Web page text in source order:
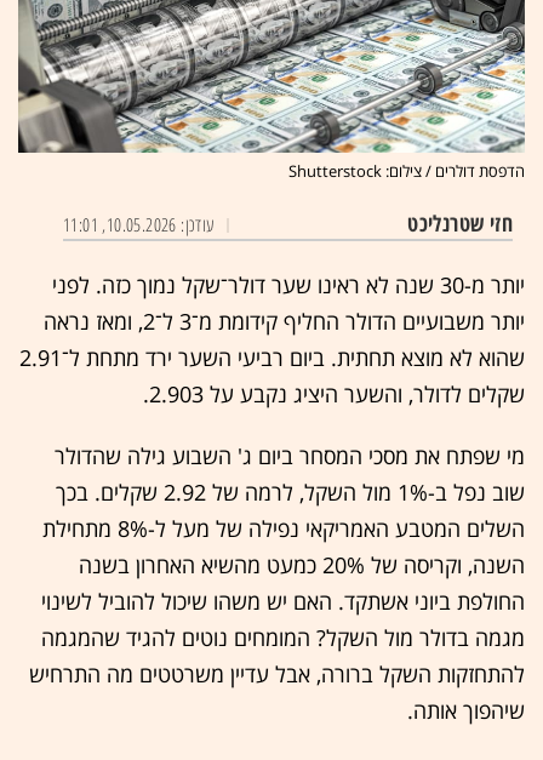
הדפסת דולרים / צילום: Shutterstock
חזי שטרנליכט עודכן: 10.05.2026, 11:01
יותר מ-30 שנה לא ראינו שער דולר־שקל נמוך כזה. לפני
יותר משבועיים הדולר החליף קידומת מ־3 ל־2, ומאז נראה
שהוא לא מוצא תחתית. ביום רביעי השער ירד מתחת ל־2.91
שקלים לדולר, והשער היציג נקבע על 2.903.
מי שפתח את מסכי המסחר ביום ג' השבוע גילה שהדולר
שוב נפל ב-1% מול השקל, לרמה של 2.92 שקלים. בכך
השלים המטבע האמריקאי נפילה של מעל ל-8% מתחילת
השנה, וקריסה של 20% כמעט מהשיא האחרון בשנה
החולפת ביוני אשתקד. האם יש משהו שיכול להוביל לשינוי
מגמה בדולר מול השקל? המומחים נוטים להגיד שהמגמה
להתחזקות השקל ברורה, אבל עדיין משרטטים מה התרחיש
שיהפוך אותה.